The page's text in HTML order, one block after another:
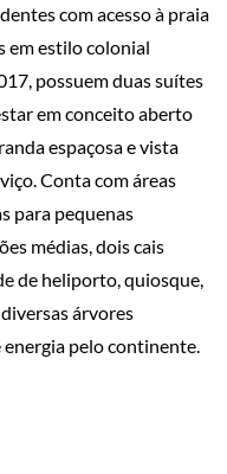
com acesso à praia
em estilo colonial
possuem duas suítes
em conceito aberto
espaçosa e vista
Conta com áreas
para pequenas
médias, dois cais
de heliporto, quiosque,
árvores
pelo continente.